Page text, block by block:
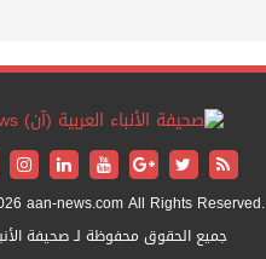
aan-news.com All Rights Reserved.
جميع الحقوق محفوظة لـ صحيفة